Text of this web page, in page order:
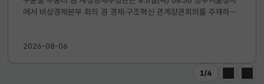
에서 비상경제본부 회의 겸 경제·구조혁신 관계장관회의를 주재하였
2026-08-06
1/4
이전 다음